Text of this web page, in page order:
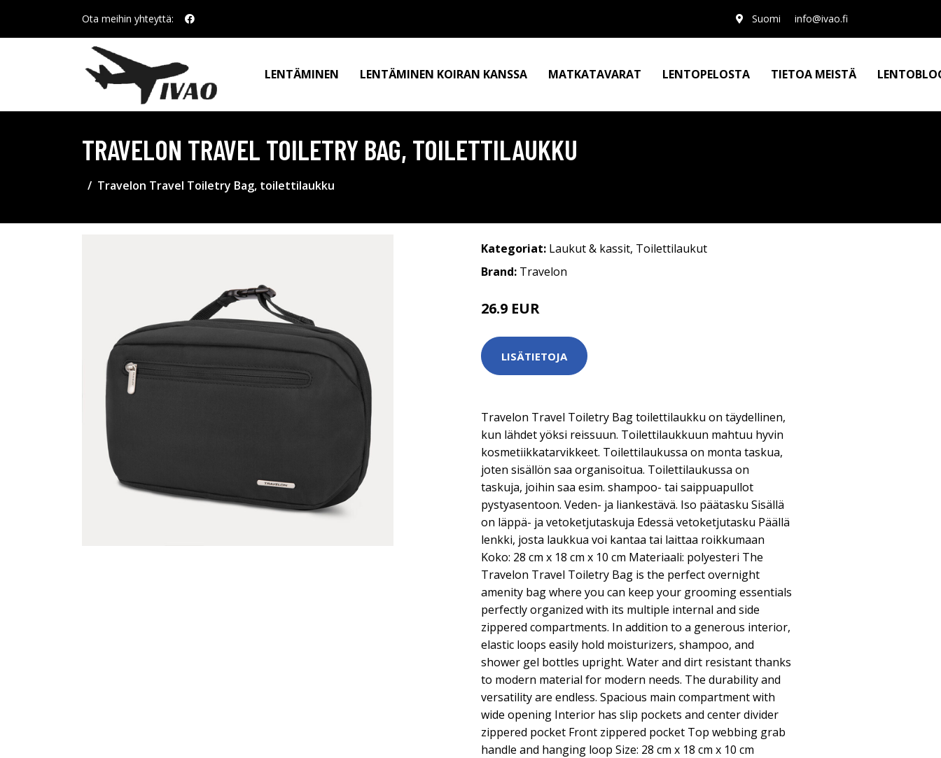
Ota meihin yhteyttä: Suomi info@ivao.fi
LENTÄMINEN LENTÄMINEN KOIRAN KANSSA MATKATAVARAT LENTOPELOSTA TIETOA MEISTÄ
TRAVELON TRAVEL TOILETRY BAG, TOILETTILAUKKU
Travelon Travel Toiletry Bag, toilettilaukku
Kategoriat: Laukut & kassit, Toilettilaukut
Brand: Travelon
26.9 EUR
LISÄTIETOJA
Travelon Travel Toiletry Bag toilettilaukku on täydellinen,
kun lähdet yöksi reissuun. Toilettilaukkuun mahtuu hyvin
kosmetiikkatarvikkeet. Toilettilaukussa on monta taskua,
joten sisällön saa organisoitua. Toilettilaukussa on
taskuja, joihin saa esim. shampoo- tai saippuapullot
pystyasentoon. Veden- ja liankestävä. Iso päätasku Sisällä
on läppä- ja vetoketjutaskuja Edessä vetoketjutasku Päällä
lenkki, josta laukkua voi kantaa tai laittaa roikkumaan
Koko: 28 cm x 18 cm x 10 cm Materiaali: polyesteri The
Travelon Travel Toiletry Bag is the perfect overnight
amenity bag where you can keep your grooming essentials
perfectly organized with its multiple internal and side
zippered compartments. In addition to a generous interior,
elastic loops easily hold moisturizers, shampoo, and
shower gel bottles upright. Water and dirt resistant thanks
to modern material for modern needs. The durability and
versatility are endless. Spacious main compartment with
wide opening Interior has slip pockets and center divider
zippered pocket Front zippered pocket Top webbing grab
handle and hanging loop Size: 28 cm x 18 cm x 10 cm